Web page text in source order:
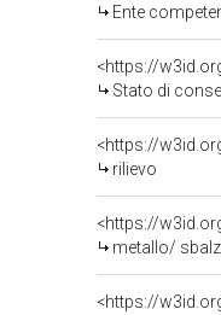
Ente competente per
<https://
Stato di
<https://
rilievo
<https://
metallo/
<https://